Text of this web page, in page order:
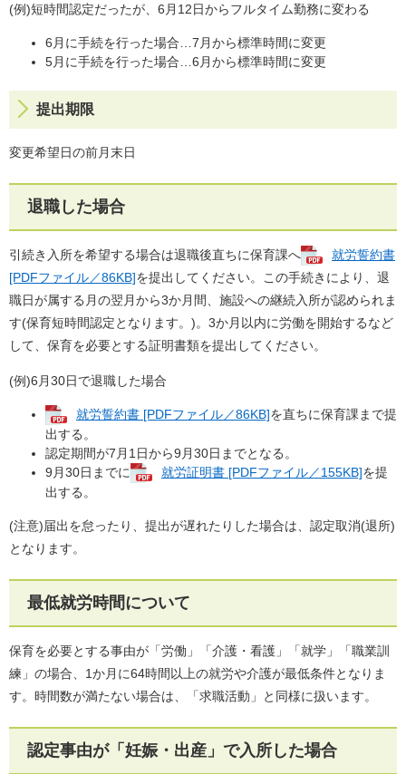
(例)短時間認定だったが、6月12日からフルタイム勤務に変わる
6月に手続を行った場合…7月から標準時間に変更
5月に手続を行った場合…6月から標準時間に変更
提出期限
変更希望日の前月末日
退職した場合
引続き入所を希望する場合は退職後直ちに保育課へ
就労誓約書
[PDFファイル／86KB]を提出してください。この手続きにより、退
職日が属する月の翌月から3か月間、施設への継続入所が認められま
す(保育短時間認定となります。)。3か月以内に労働を開始するなど
して、保育を必要とする証明書類を提出してください。
(例)6月30日で退職した場合
就労誓約書 [PDFファイル／86KB]を直ちに保育課まで提
出する。
認定期間が7月1日から9月30日までとなる。
9月30日までに
就労証明書 [PDFファイル／155KB]を提
出する。
(注意)届出を怠ったり、提出が遅れたりした場合は、認定取消(退所)
となります。
最低就労時間について
保育を必要とする事由が「労働」「介護・看護」「就学」「職業訓
練」の場合、1か月に64時間以上の就労や介護が最低条件となりま
す。時間数が満たない場合は、「求職活動」と同様に扱います。
認定事由が「妊娠・出産」で入所した場合